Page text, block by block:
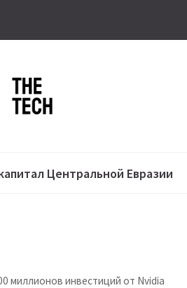
Центральной Евразии
миллионов инвестиций от Nvidia